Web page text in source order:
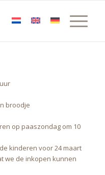
broodje
op paaszondag om 10
kinderen voor 24 maart
we de inkopen kunnen